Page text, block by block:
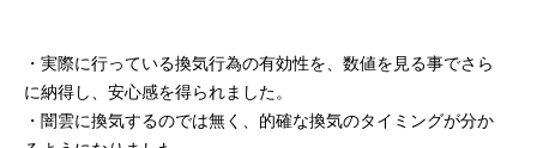
・実際に行っている換気行為の有効性を、数値を見る事でさら
に納得し、安心感を得られました。
・闇雲に換気するのでは無く、的確な換気のタイミングが分か